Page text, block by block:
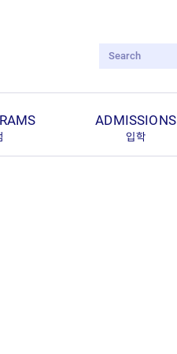
ADMISSIONS
입학